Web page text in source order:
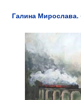
Галина Мирослава.